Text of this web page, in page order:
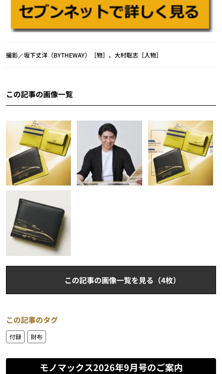
撮影／坂下丈洋（BYTHEWAY）［物］、大村聡志［人物］
この記事の画像一覧
この記事の画像一覧を見る（4枚）
この記事のタグ
付録 財布
モノマックス2026年9月号のご案内